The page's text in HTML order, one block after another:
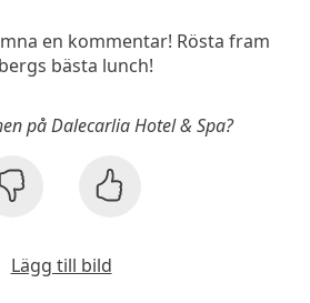
en kommentar! Rösta fram
bästa lunch!
på Dalecarlia Hotel & Spa?
Lägg till bild